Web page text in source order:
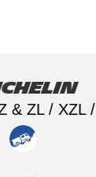
& ZL / XZL